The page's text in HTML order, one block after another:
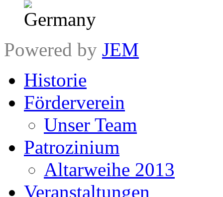
Powered by JEM
Historie
Förderverein
Unser Team
Patrozinium
Altarweihe 2013
Veranstaltungen